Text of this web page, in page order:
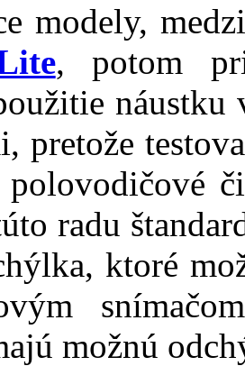
modely,
, potom
náustku
pretože
radu
ktoré
možnú